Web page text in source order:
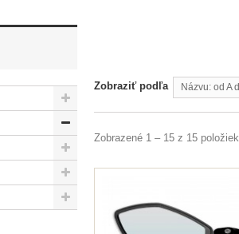
Zobraziť podľa Názvu: od A
Zobrazené 1 – 15 z 15 položiek